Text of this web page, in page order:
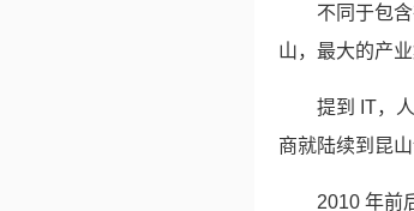
不同于包
山，最大的产
提到 IT，
商就陆续到昆
2010 年前